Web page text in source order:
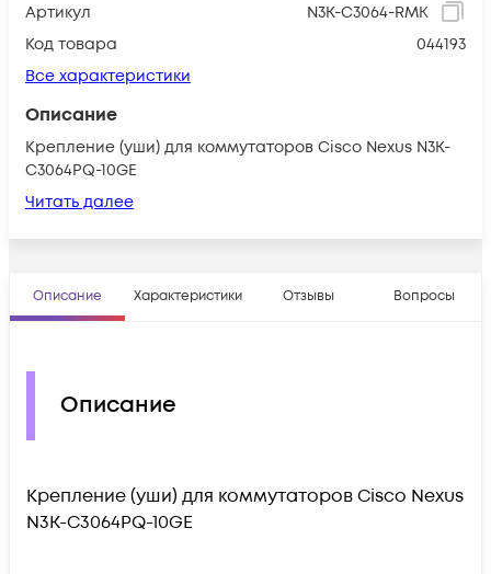
Артикул
N3K-C3064-RMK
Код товара
044193
Все характеристики
Описание
Крепление (уши) для коммутаторов Cisco Nexus N3K-
C3064PQ-10GE
Читать далее
Описание Характеристики Отзывы Вопросы
Описание
Крепление (уши) для коммутаторов Cisco Nexus
N3K-C3064PQ-10GE